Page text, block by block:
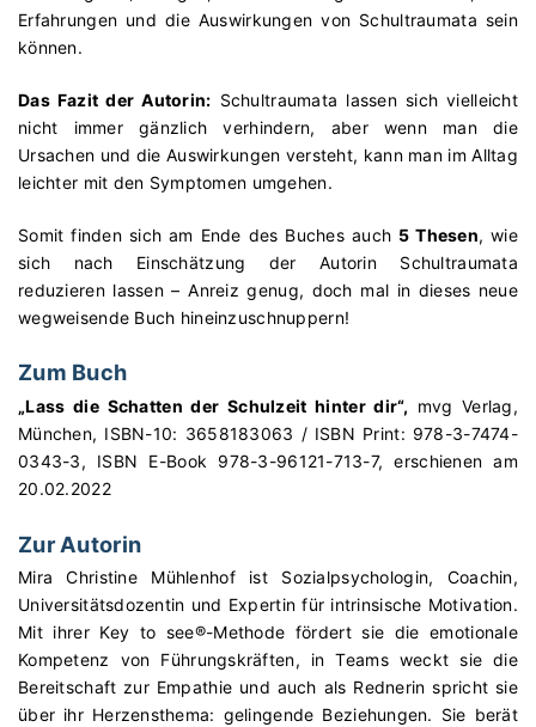
Erfahrungen und die Auswirkungen von Schultraumata sein
können.
Das Fazit der Autorin: Schultraumata lassen sich vielleicht
nicht immer gänzlich verhindern, aber wenn man die
Ursachen und die Auswirkungen versteht, kann man im Alltag
leichter mit den Symptomen umgehen.
Somit finden sich am Ende des Buches auch 5 Thesen, wie
sich nach Einschätzung der Autorin Schultraumata
reduzieren lassen – Anreiz genug, doch mal in dieses neue
wegweisende Buch hineinzuschnuppern!
Zum Buch
„Lass die Schatten der Schulzeit hinter dir“, mvg Verlag,
München, ISBN-10: 3658183063 / ISBN Print: 978-3-7474-
0343-3, ISBN E-Book 978-3-96121-713-7, erschienen am
20.02.2022
Zur Autorin
Mira Christine Mühlenhof ist Sozialpsychologin, Coachin,
Universitätsdozentin und Expertin für intrinsische Motivation.
Mit ihrer Key to see®-Methode fördert sie die emotionale
Kompetenz von Führungskräften, in Teams weckt sie die
Bereitschaft zur Empathie und auch als Rednerin spricht sie
über ihr Herzensthema: gelingende Beziehungen. Sie berät